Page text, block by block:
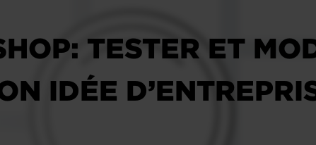
TESTER ET
IDÉE